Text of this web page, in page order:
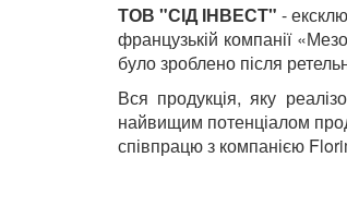
ТОВ "СІД ІНВЕСТ" -
французькій компанії
було зроблено після
Вся продукція, яку
найвищим потенціалом
співпрацю з компанією